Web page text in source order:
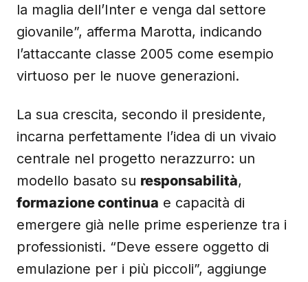
la maglia dell’Inter e venga dal settore
giovanile”, afferma Marotta, indicando
l’attaccante classe 2005 come esempio
virtuoso per le nuove generazioni.
La sua crescita, secondo il presidente,
incarna perfettamente l’idea di un vivaio
centrale nel progetto nerazzurro: un
modello basato su responsabilità,
formazione continua e capacità di
emergere già nelle prime esperienze tra i
professionisti. “Deve essere oggetto di
emulazione per i più piccoli”, aggiunge